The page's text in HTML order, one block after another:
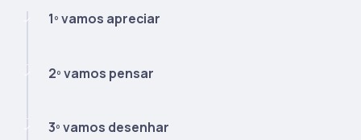
1º vamos apreciar
2º vamos pensar
3º vamos desenhar